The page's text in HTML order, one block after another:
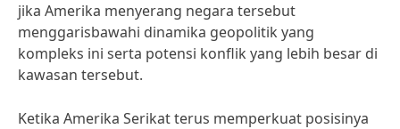
jika Amerika menyerang negara tersebut
menggarisbawahi dinamika geopolitik yang
kompleks ini serta potensi konflik yang lebih besar di
kawasan tersebut.
Ketika Amerika Serikat terus memperkuat posisinya